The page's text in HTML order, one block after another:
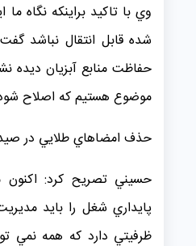
وي با تاكيد براينكه نگاه
شده قابل انتقال نباشد
حفاظت منابع آبزيان ديده
موضوع هستيم كه اصلاح
حذف امضاهاي طلايي در
حسيني تصريح كرد:
پايداري شغل را بايد
ظرفيتي دارد كه همه نمي